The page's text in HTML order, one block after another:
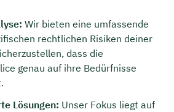
Wir bieten eine umfassende
rechtlichen Risiken deiner
dass die
genau auf ihre Bedürfnisse
Lösungen: Unser Fokus liegt auf